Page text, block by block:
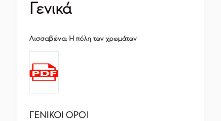
Γενικά
Λισσαβώνα: Η πόλη των χρωμάτων
ΓΕΝΙΚΟΙ ΟΡΟΙ